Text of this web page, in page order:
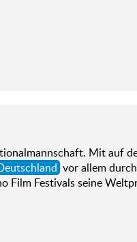
Mit auf
vor allem durch
Film Festivals seine